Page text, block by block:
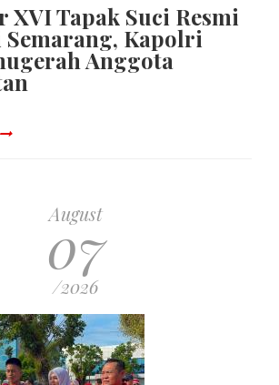
XVI Tapak Suci Resmi
Kapolri
Anggota
August
07
/2026